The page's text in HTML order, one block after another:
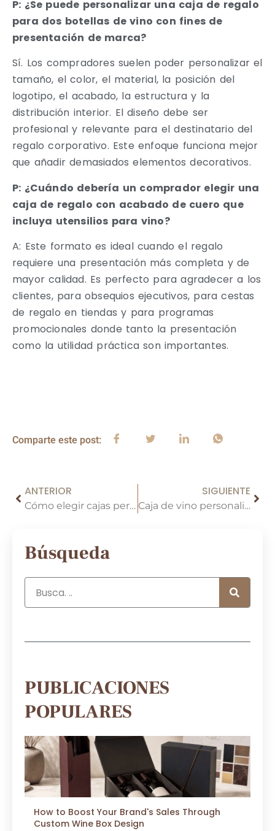
P: ¿Se puede personalizar una caja de regalo
para dos botellas de vino con fines de
presentación de marca?
Sí. Los compradores suelen poder personalizar el
tamaño, el color, el material, la posición del
logotipo, el acabado, la estructura y la
distribución interior. El diseño debe ser
profesional y relevante para el destinatario del
regalo corporativo. Este enfoque funciona mejor
que añadir demasiados elementos decorativos.
P: ¿Cuándo debería un comprador elegir una
caja de regalo con acabado de cuero que
incluya utensilios para vino?
A: Este formato es ideal cuando el regalo
requiere una presentación más completa y de
mayor calidad. Es perfecto para agradecer a los
clientes, para obsequios ejecutivos, para cestas
de regalo en tiendas y para programas
promocionales donde tanto la presentación
como la utilidad práctica son importantes.
Comparte este post:
ANTERIOR
Cómo elegir cajas personalizadas para botellas de vino individuales para empaques de regalo de lujo
SIGUIENTE
Caja de vino personalizada: 10 cosas que los compradores B2B deben comprobar antes de realizar un pedido.
Búsqueda
PUBLICACIONES
POPULARES
How to Boost Your Brand's Sales Through
Custom Wine Box Design